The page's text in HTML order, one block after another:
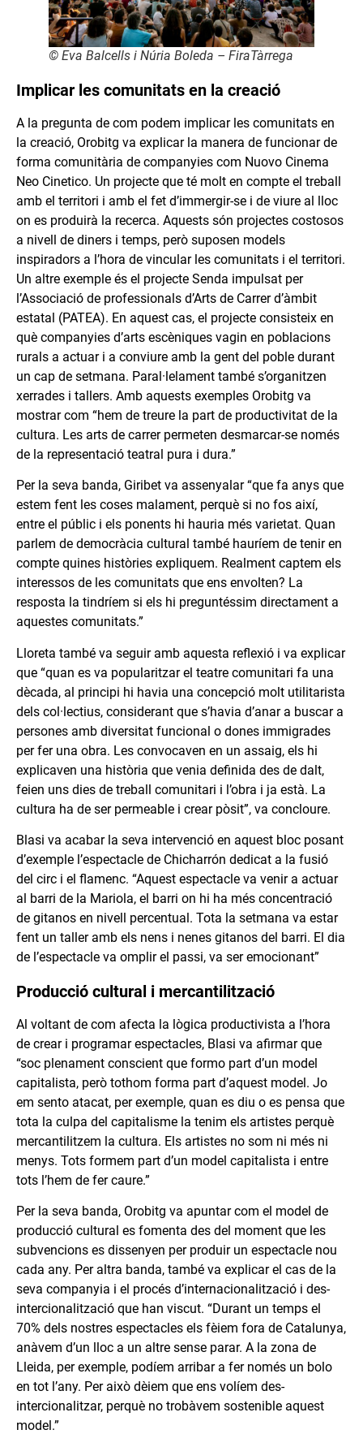
© Eva Balcells i Núria Boleda – FiraTàrrega
Implicar les comunitats en la creació
A la pregunta de com podem implicar les comunitats en
la creació, Orobitg va explicar la manera de funcionar de
forma comunitària de companyies com Nuovo Cinema
Neo Cinetico. Un projecte que té molt en compte el treball
amb el territori i amb el fet d’immergir-se i de viure al lloc
on es produirà la recerca. Aquests són projectes costosos
a nivell de diners i temps, però suposen models
inspiradors a l’hora de vincular les comunitats i el territori.
Un altre exemple és el projecte Senda impulsat per
l’Associació de professionals d’Arts de Carrer d’àmbit
estatal (PATEA). En aquest cas, el projecte consisteix en
què companyies d’arts escèniques vagin en poblacions
rurals a actuar i a conviure amb la gent del poble durant
un cap de setmana. Paral·lelament també s’organitzen
xerrades i tallers. Amb aquests exemples Orobitg va
mostrar com “hem de treure la part de productivitat de la
cultura. Les arts de carrer permeten desmarcar-se només
de la representació teatral pura i dura.”
Per la seva banda, Giribet va assenyalar “que fa anys que
estem fent les coses malament, perquè si no fos així,
entre el públic i els ponents hi hauria més varietat. Quan
parlem de democràcia cultural també hauríem de tenir en
compte quines històries expliquem. Realment captem els
interessos de les comunitats que ens envolten? La
resposta la tindríem si els hi preguntéssim directament a
aquestes comunitats.”
Lloreta també va seguir amb aquesta reflexió i va explicar
que “quan es va popularitzar el teatre comunitari fa una
dècada, al principi hi havia una concepció molt utilitarista
dels col·lectius, considerant que s’havia d’anar a buscar a
persones amb diversitat funcional o dones immigrades
per fer una obra. Les convocaven en un assaig, els hi
explicaven una història que venia definida des de dalt,
feien uns dies de treball comunitari i l’obra i ja està. La
cultura ha de ser permeable i crear pòsit”, va concloure.
Blasi va acabar la seva intervenció en aquest bloc posant
d’exemple l’espectacle de Chicharrón dedicat a la fusió
del circ i el flamenc. “Aquest espectacle va venir a actuar
al barri de la Mariola, el barri on hi ha més concentració
de gitanos en nivell percentual. Tota la setmana va estar
fent un taller amb els nens i nenes gitanos del barri. El dia
de l’espectacle va omplir el passi, va ser emocionant”
Producció cultural i mercantilització
Al voltant de com afecta la lògica productivista a l’hora
de crear i programar espectacles, Blasi va afirmar que
“soc plenament conscient que formo part d’un model
capitalista, però tothom forma part d’aquest model. Jo
em sento atacat, per exemple, quan es diu o es pensa que
tota la culpa del capitalisme la tenim els artistes perquè
mercantilitzem la cultura. Els artistes no som ni més ni
menys. Tots formem part d’un model capitalista i entre
tots l’hem de fer caure.”
Per la seva banda, Orobitg va apuntar com el model de
producció cultural es fomenta des del moment que les
subvencions es dissenyen per produir un espectacle nou
cada any. Per altra banda, també va explicar el cas de la
seva companyia i el procés d’internacionalització i des-
intercionalització que han viscut. “Durant un temps el
70% dels nostres espectacles els fèiem fora de Catalunya,
anàvem d’un lloc a un altre sense parar. A la zona de
Lleida, per exemple, podíem arribar a fer només un bolo
en tot l’any. Per això dèiem que ens volíem des-
intercionalitzar, perquè no trobàvem sostenible aquest
model.”